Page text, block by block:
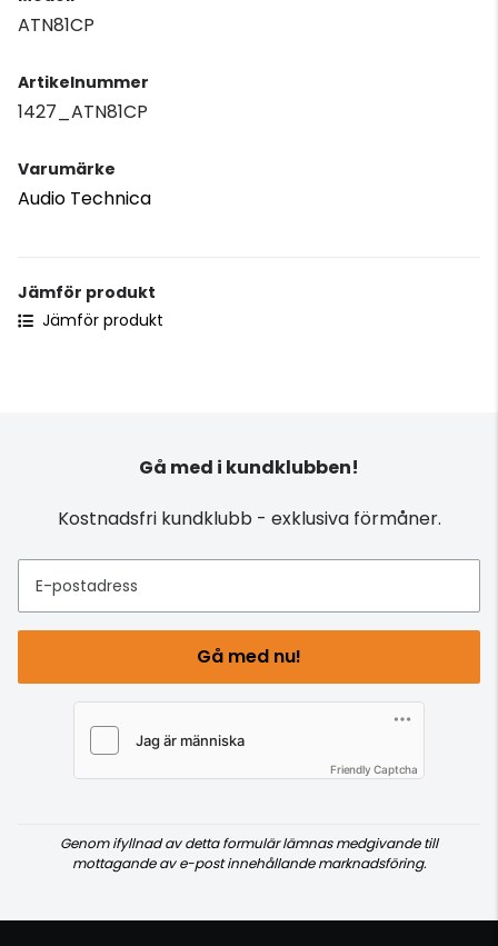
ATN81CP
Artikelnummer
1427_ATN81CP
Varumärke
Audio Technica
Jämför produkt
Jämför produkt
Gå med i kundklubben!
Kostnadsfri kundklubb - exklusiva förmåner.
E-postadress
Gå med nu!
Friendly Captcha
Genom ifyllnad av detta formulär lämnas medgivande till
mottagande av e-post innehållande marknadsföring.